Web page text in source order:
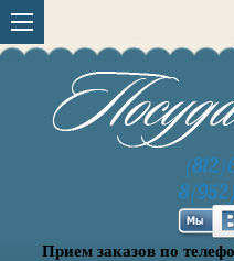
Прием заказов по